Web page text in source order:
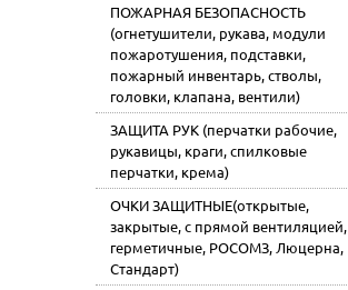
ПОЖАРНАЯ БЕЗОПАСНОСТЬ
(огнетушители, рукава, модули
пожаротушения, подставки,
пожарный инвентарь, стволы,
головки, клапана, вентили)
ЗАЩИТА РУК (перчатки рабочие,
рукавицы, краги, спилковые
перчатки, крема)
ОЧКИ ЗАЩИТНЫЕ(открытые,
закрытые, с прямой вентиляцией,
герметичные, РОСОМЗ, Люцерна,
Стандарт)